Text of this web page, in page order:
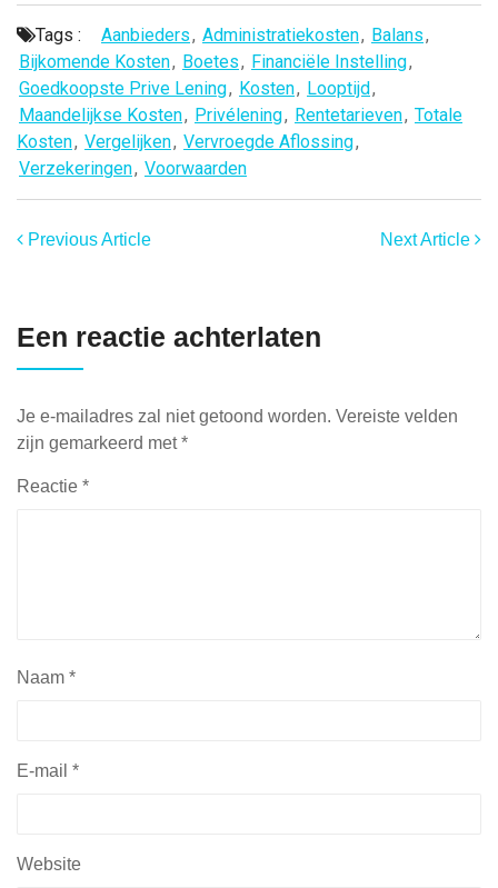
Tags : Aanbieders, Administratiekosten, Balans,
Bijkomende Kosten, Boetes, Financiële Instelling,
Goedkoopste Prive Lening, Kosten, Looptijd,
Maandelijkse Kosten, Privélening, Rentetarieven, Totale
Kosten, Vergelijken, Vervroegde Aflossing,
Verzekeringen, Voorwaarden
Previous Article Next Article
Een reactie achterlaten
Je e-mailadres zal niet getoond worden. Vereiste velden
zijn gemarkeerd met*
Reactie *
Naam *
E-mail *
Website